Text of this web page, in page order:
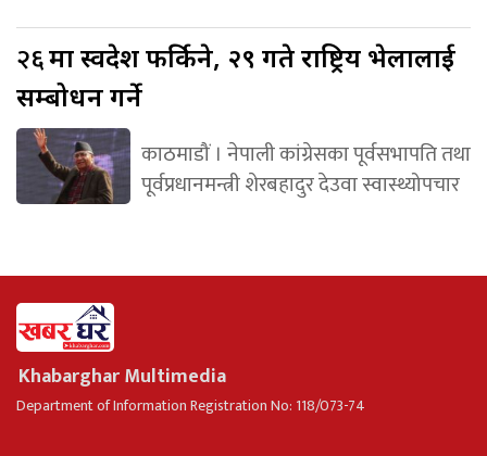
२६मा स्वदेश फर्किने, २९ गते राष्ट्रिय भेलालाई
सम्बोधन गर्ने
काठमाडौं । नेपाली कांग्रेसका पूर्वसभापति तथा
पूर्वप्रधानमन्त्री शेरबहादुर देउवा स्वास्थ्योपचार
Khabarghar Multimedia
Department of Information Registration No: 118/073-74